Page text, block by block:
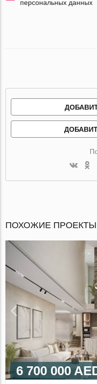
персональных данных
ПОХОЖИЕ ПРОЕКТЫ
6 700 000